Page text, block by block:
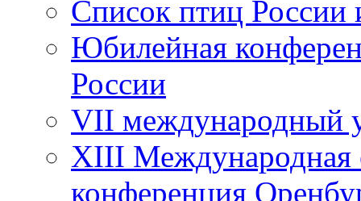
Список птиц России
Юбилейная
России
VII международный
XIII Международная
конференция